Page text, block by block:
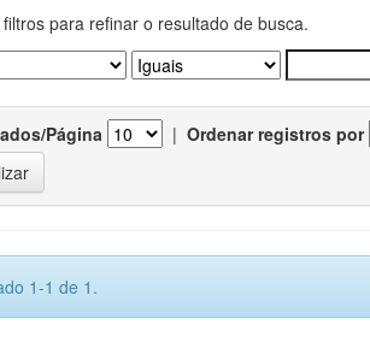
filtros para refinar o resultado de busca.
Página | Ordenar registros por
1-1 de 1.